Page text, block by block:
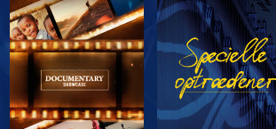
UDFORSK SERIEN UDFORSK SERIEN